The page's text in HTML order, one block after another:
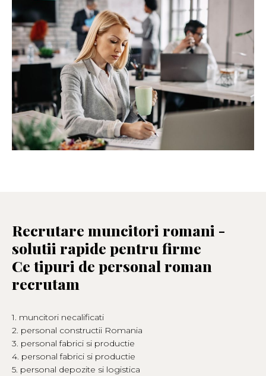
Recrutare muncitori romani -
solutii rapide pentru firme
Ce tipuri de personal roman
recrutam
1. muncitori necalificati
2. personal constructii Romania
3. personal fabrici si productie
4. personal fabrici si productie
5. personal depozite si logistica